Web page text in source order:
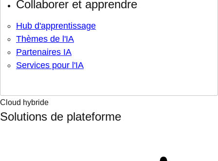
Collaborer et apprendre
Hub d'apprentissage
Thèmes de l'IA
Partenaires IA
Services pour l'IA
Cloud hybride
Solutions de plateforme